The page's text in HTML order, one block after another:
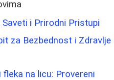
Saveti i Prirodni Pristupi
za Bezbednost i Zdravlje
na licu: Provereni